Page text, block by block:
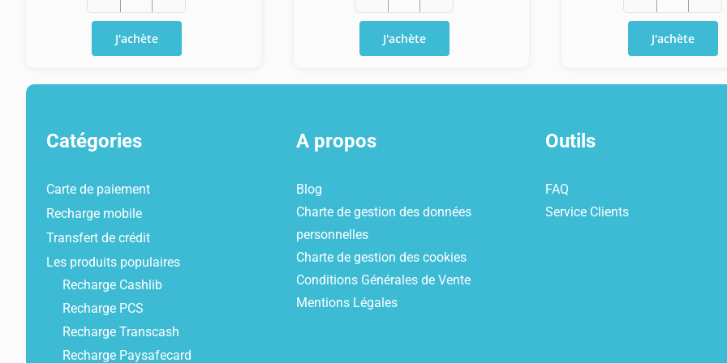
J'achète J'achète
Recharge
J'achète
Catégories
Carte de paiement
Recharge mobile
Transfert de crédit
Les produits populaires
Recharge Cashlib
Recharge PCS
Recharge Transcash
Recharge Paysafecard
A propos
Blog
Charte de gestion des données
personnelles
Charte de gestion des cookies
Conditions Générales de Vente
Mentions Légales
Outils
FAQ
Service Clients